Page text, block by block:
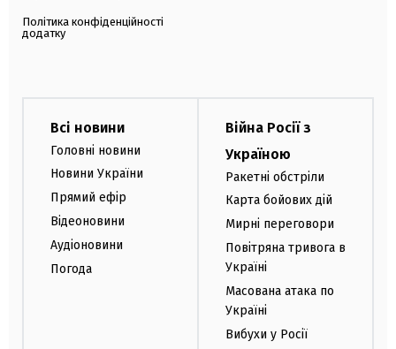
Політика конфіденційності
додатку
Всі новини
Головні новини
Новини України
Прямий ефір
Відеоновини
Аудіоновини
Погода
Війна Росії з
Україною
Ракетні обстріли
Карта бойових дій
Мирні переговори
Повітряна тривога в
Україні
Масована атака по
Україні
Вибухи у Росії